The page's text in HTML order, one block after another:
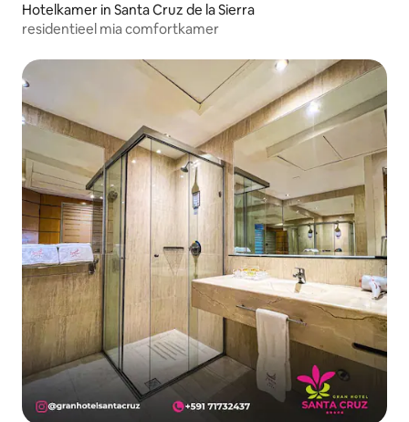
Hotelkamer in Santa Cruz de la Sierra
residentieel mia comfortkamer